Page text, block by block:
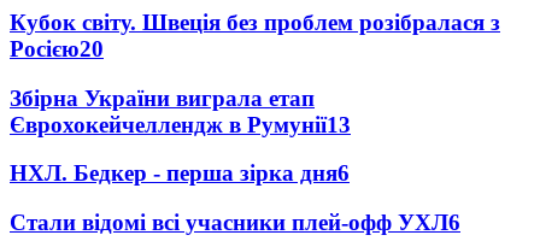
Кубок світу. Швеція без проблем розібралася з
Росією20
Збірна України виграла етап
Єврохокейчеллендж в Румунії13
НХЛ. Бедкер - перша зірка дня6
Стали відомі всі учасники плей-офф УХЛ6